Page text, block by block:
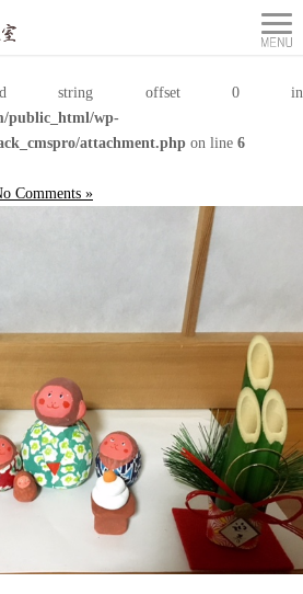
string offset 0 in
public_html/wp-
attachment.php on line 6
Comments »